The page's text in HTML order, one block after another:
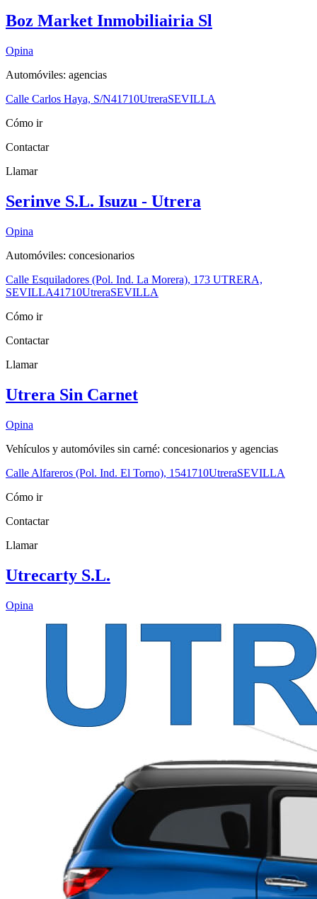
Boz Market Inmobiliairia Sl
Opina
Automóviles: agencias
Calle Carlos Haya, S/N41710UtreraSEVILLA
Cómo ir
Contactar
Llamar
Serinve S.L. Isuzu - Utrera
Opina
Automóviles: concesionarios
Calle Esquiladores (Pol. Ind. La Morera), 173 UTRERA,
SEVILLA41710UtreraSEVILLA
Cómo ir
Contactar
Llamar
Utrera Sin Carnet
Opina
Vehículos y automóviles sin carné: concesionarios y agencias
Calle Alfareros (Pol. Ind. El Torno), 1541710UtreraSEVILLA
Cómo ir
Contactar
Llamar
Utrecarty S.L.
Opina